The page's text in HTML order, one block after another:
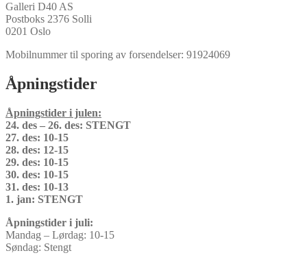
Galleri D40 AS
Postboks 2376 Solli
0201 Oslo
Mobilnummer til sporing av forsendelser: 91924069
Åpningstider
Åpningstider i julen:
24. des – 26. des: STENGT
27. des: 10-15
28. des: 12-15
29. des: 10-15
30. des: 10-15
31. des: 10-13
1. jan: STENGT
Åpningstider i juli:
Mandag – Lørdag: 10-15
Søndag: Stengt